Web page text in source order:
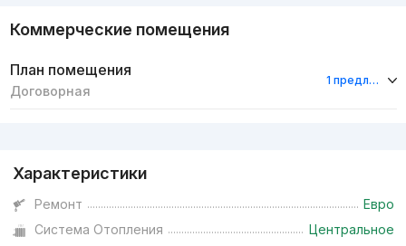
Коммерческие помещения
План помещения
Договорная
1 предложение
Характеристики
Ремонт
Евро
Система Отопления
Центральное